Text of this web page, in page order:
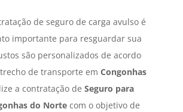
de seguro de carga avulso é
importante para resguardar sua
são personalizados de acordo
de transporte em Congonhas
a contratação de Seguro para
do Nortecom o objetivo de